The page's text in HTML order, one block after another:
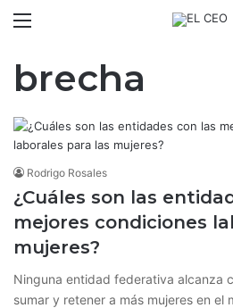
brecha
Rodrigo Rosales
¿Cuáles son las
mejores condiciones
mujeres?
Ninguna entidad federativa alcanza
sumar y retener a más mujeres en el